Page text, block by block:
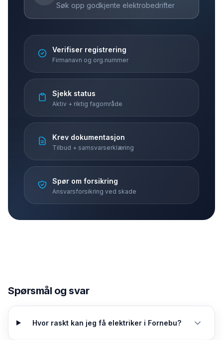
Søk opp godkjente elektrobedrifter
Verifiser registrering
Firmanavn og org.nummer
Sjekk status
Aktiv + riktig fagområde
Krev dokumentasjon
Tilbud + samsvarserklæring
Spør om forsikring
Ansvarsforsikring ved skade
Spørsmål og svar
Hvor raskt kan jeg få elektriker i Fornebu?